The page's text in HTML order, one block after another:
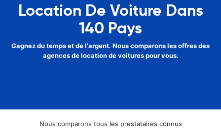
Location De Voiture Dans
140 Pays
Gagnez du temps et de l'argent. Nous comparons les offres des
agences de location de voitures pour vous.
Nous comparons tous les prestataires connus